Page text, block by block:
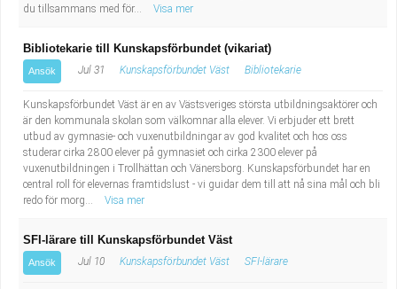
du tillsammans med för...
Visa mer
Bibliotekarie till Kunskapsförbundet (vikariat)
Ansök Jul 31 Kunskapsförbundet Väst Bibliotekarie
Kunskapsförbundet Väst är en av Västsveriges största utbildningsaktörer och
är den kommunala skolan som välkomnar alla elever. Vi erbjuder ett brett
utbud av gymnasie- och vuxenutbildningar av god kvalitet och hos oss
studerar cirka 2800 elever på gymnasiet och cirka 2300 elever på
vuxenutbildningen i Trollhättan och Vänersborg. Kunskapsförbundet har en
central roll för elevernas framtidslust - vi guidar dem till att nå sina mål och bli
redo för morg...
Visa mer
SFI-lärare till Kunskapsförbundet Väst
Ansök Jul 10 Kunskapsförbundet Väst SFI-lärare